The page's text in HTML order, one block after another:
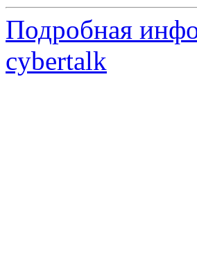
Подробная
cybertalk